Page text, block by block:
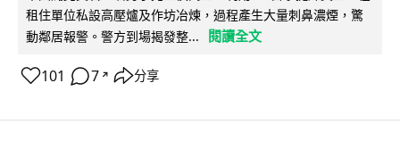
租住單位私設高壓爐及作坊冶煉，過程產生大量刺鼻濃煙，驚
動鄰居報警。警方到場揭發整...
閱讀全文
101 7 ↗ 分享